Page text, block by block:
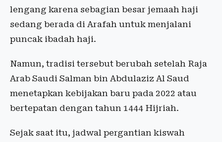
lengang karena sebagian besar jemaah haji
sedang berada di Arafah untuk menjalani
puncak ibadah haji.
Namun, tradisi tersebut berubah setelah Raja
Arab Saudi Salman bin Abdulaziz Al Saud
menetapkan kebijakan baru pada 2022 atau
bertepatan dengan tahun 1444 Hijriah.
Sejak saat itu, jadwal pergantian kiswah